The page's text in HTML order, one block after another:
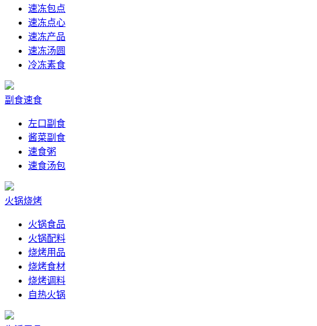
速冻包点
速冻点心
速冻产品
速冻汤圆
冷冻素食
副食速食
左口副食
酱菜副食
速食粥
速食汤包
火锅烧烤
火锅食品
火锅配料
烧烤用品
烧烤食材
烧烤调料
自热火锅